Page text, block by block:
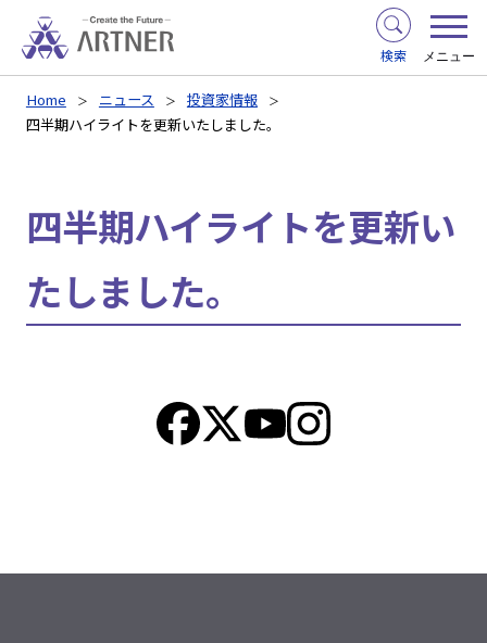
検索 メニュー
Home ニュース
投資家情報
四半期ハイライトを更新いたしました。
四半期ハイライトを更新い
たしました。